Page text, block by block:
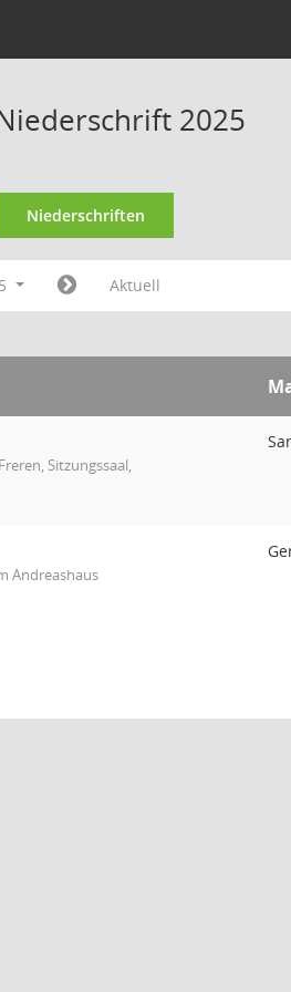
2025
Niederschriften
Aktuell
Sitzungssaal,
Andreashaus